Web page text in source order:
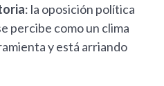
: la oposición política
percibe como un clima
y está arriando